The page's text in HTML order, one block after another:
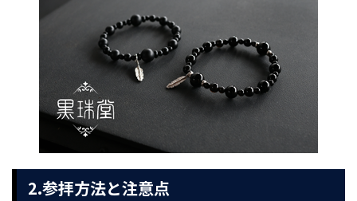
2.参拝方法と注意点